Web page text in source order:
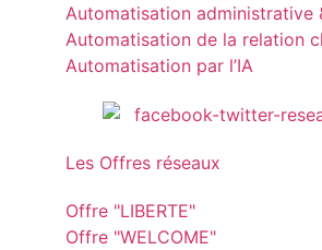
Automatisation administrative
Automatisation de la relation
Automatisation par l’IA
Les Offres réseaux
Offre "LIBERTE"
Offre "WELCOME"